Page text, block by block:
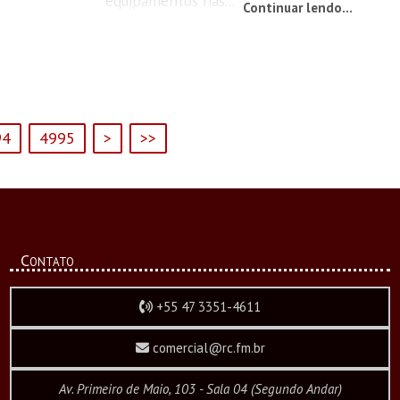
Continuar lendo...
4995 > >>
Contato
+55 47 3351-4611
comercial@rc.fm.br
Av. Primeiro de Maio, 103 - Sala 04 (Segundo Andar)